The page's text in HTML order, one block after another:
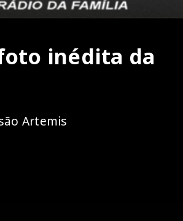
inédita da
Artemis